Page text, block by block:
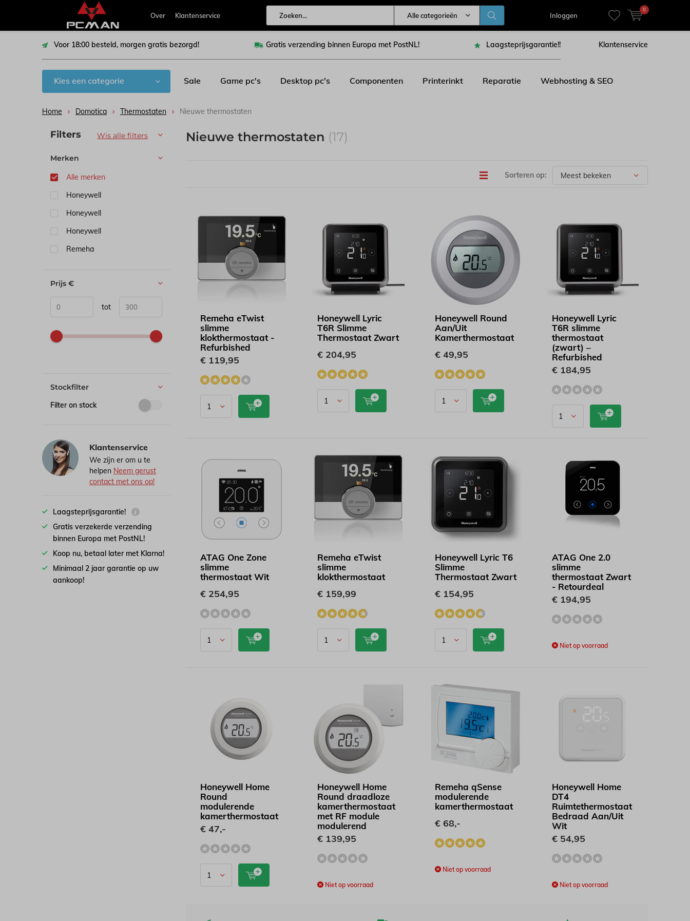
Over Klantenservice Alle categorieën Inloggen
0
Voor 18:00 besteld, morgen gratis bezorgd! Gratis verzending binnen Europa met PostNL! Laagsteprijsgarantie!! Klantenservice
Kies een categorie Sale Game pc's Desktop pc's Componenten Printerinkt Reparatie Webhosting & SEO
Home Domotica Thermostaten Nieuwe thermostaten
Nieuwe thermostaten (17)
Sorteren op:
Remeha eTwist
slimme
klokthermostaat -
Refurbished
€ 119,95
Honeywell Lyric
T6R Slimme
Thermostaat Zwart
€ 204,95
Honeywell Round
Aan/Uit
Kamerthermostaat
€ 49,95
Honeywell Lyric
T6R slimme
thermostaat
(zwart) –
Refurbished
€ 184,95
ATAG One Zone
slimme
thermostaat Wit
€ 254,95
Remeha eTwist
slimme
klokthermostaat
€ 159,99
Honeywell Lyric T6
Slimme
Thermostaat Zwart
€ 154,95
ATAG One 2.0
slimme
thermostaat Zwart
- Retourdeal
€ 194,95
Niet op voorraad
Honeywell Home
Round
modulerende
kamerthermostaat
€ 47,-
Honeywell Home
Round draadloze
kamerthermostaat
met RF module
modulerend
€ 139,95
Niet op voorraad
Remeha qSense
modulerende
kamerthermostaat
€ 68,-
Niet op voorraad
Honeywell Home
DT4
Ruimtethermostaat
Bedraad Aan/Uit
Wit
€ 54,95
Niet op voorraad
Sorteren op:
Filters Wis alle filters
Merken
Alle merken
Honeywell
Honeywell
Honeywell
Remeha
Prijs €
tot
Stockfilter
Filter on stock
Klantenservice
We zijn er om u te
helpen Neem gerust
contact met ons op!
Laagsteprijsgarantie!
Gratis verzekerde verzending
binnen Europa met PostNL!
Koop nu, betaal later met Klarna!
Minimaal 2 jaar garantie op uw
aankoop!